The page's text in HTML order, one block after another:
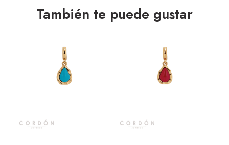
También te puede gustar